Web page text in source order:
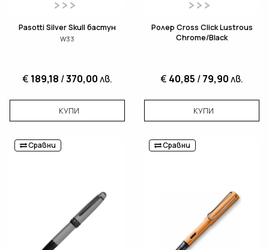
Pasotti Silver Skull бастун
W33
€ 189,18 /370,00лв.
КУПИ
Ролер Cross Click Lustrous
Chrome/Black
€ 40,85 /79,90лв.
КУПИ
Сравни Сравни